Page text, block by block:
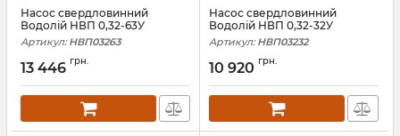
Насос свердловинний
Водолій НВП 0,32-63У
Артикул: НВП03263
13 446 грн.
Насос свердловинний
Водолій НВП 0,32-32У
Артикул: НВП03232
10 920 грн.